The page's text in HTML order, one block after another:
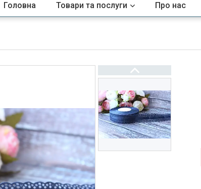
Головна Товари та послуги Про нас